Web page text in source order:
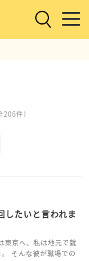
206件）
したいと言われま
東京へ、私は地元で就
そんな彼が職場での